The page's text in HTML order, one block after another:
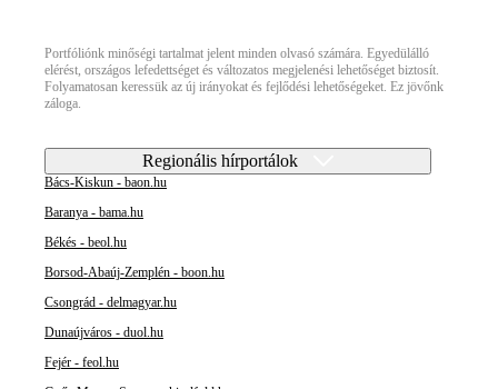
Portfóliónk minőségi tartalmat jelent minden olvasó számára. Egyedülálló
elérést, országos lefedettséget és változatos megjelenési lehetőséget biztosít.
Folyamatosan keressük az új irányokat és fejlődési lehetőségeket. Ez jövőnk
záloga.
Regionális hírportálok
Bács-Kiskun - baon.hu
Baranya - bama.hu
Békés - beol.hu
Borsod-Abaúj-Zemplén - boon.hu
Csongrád - delmagyar.hu
Dunaújváros - duol.hu
Fejér - feol.hu